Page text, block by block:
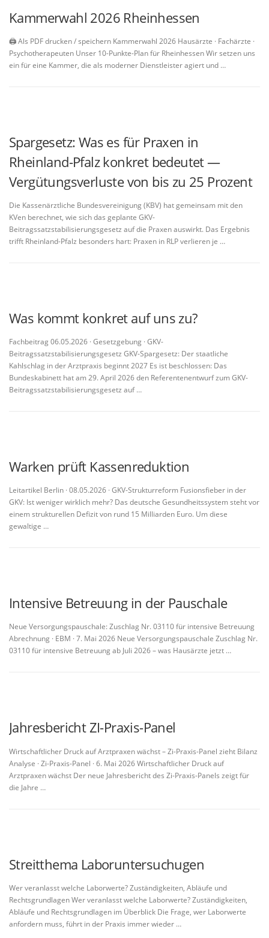
Kammerwahl 2026 Rheinhessen
🖨️ Als PDF drucken / speichern Kammerwahl 2026 Hausärzte · Fachärzte ·
Psychotherapeuten Unser 10-Punkte-Plan für Rheinhessen Wir setzen uns
ein für eine Kammer, die als moderner Dienstleister agiert und …
Spargesetz: Was es für Praxen in
Rheinland-Pfalz konkret bedeutet —
Vergütungsverluste von bis zu 25 Prozent
Die Kassenärztliche Bundesvereinigung (KBV) hat gemeinsam mit den
KVen berechnet, wie sich das geplante GKV-
Beitragssatzstabilisierungsgesetz auf die Praxen auswirkt. Das Ergebnis
trifft Rheinland-Pfalz besonders hart: Praxen in RLP verlieren je …
Was kommt konkret auf uns zu?
Fachbeitrag 06.05.2026 · Gesetzgebung · GKV-
Beitragssatzstabilisierungsgesetz GKV-Spargesetz: Der staatliche
Kahlschlag in der Arztpraxis beginnt 2027 Es ist beschlossen: Das
Bundeskabinett hat am 29. April 2026 den Referentenentwurf zum GKV-
Beitragssatzstabilisierungsgesetz auf …
Warken prüft Kassenreduktion
Leitartikel Berlin · 08.05.2026 · GKV-Strukturreform Fusionsfieber in der
GKV: Ist weniger wirklich mehr? Das deutsche Gesundheitssystem steht vor
einem strukturellen Defizit von rund 15 Milliarden Euro. Um diese
gewaltige …
Intensive Betreuung in der Pauschale
Neue Versorgungspauschale: Zuschlag Nr. 03110 für intensive Betreuung
Abrechnung · EBM · 7. Mai 2026 Neue Versorgungspauschale Zuschlag Nr.
03110 für intensive Betreuung ab Juli 2026 – was Hausärzte jetzt …
Jahresbericht ZI-Praxis-Panel
Wirtschaftlicher Druck auf Arztpraxen wächst – Zi-Praxis-Panel zieht Bilanz
Analyse · Zi-Praxis-Panel · 6. Mai 2026 Wirtschaftlicher Druck auf
Arztpraxen wächst Der neue Jahresbericht des Zi-Praxis-Panels zeigt für
die Jahre …
Streitthema Laboruntersuchugen
Wer veranlasst welche Laborwerte? Zuständigkeiten, Abläufe und
Rechtsgrundlagen Wer veranlasst welche Laborwerte? Zuständigkeiten,
Abläufe und Rechtsgrundlagen im Überblick Die Frage, wer Laborwerte
anfordern muss, führt in der Praxis immer wieder …